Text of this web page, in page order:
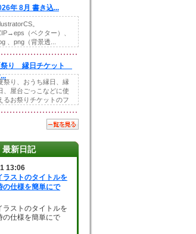
年 8月 書き込...
。
（ベクター）、
、png（背景透...
祭り 縁日チケット
祭り、おうち縁日、縁
、屋台ごっこなどに使
るお祭りチケットのフ
最新日記
13:06
ラストのタイトルを
の仕様を簡単にで
ラストのタイトルを
の仕様を簡単にで